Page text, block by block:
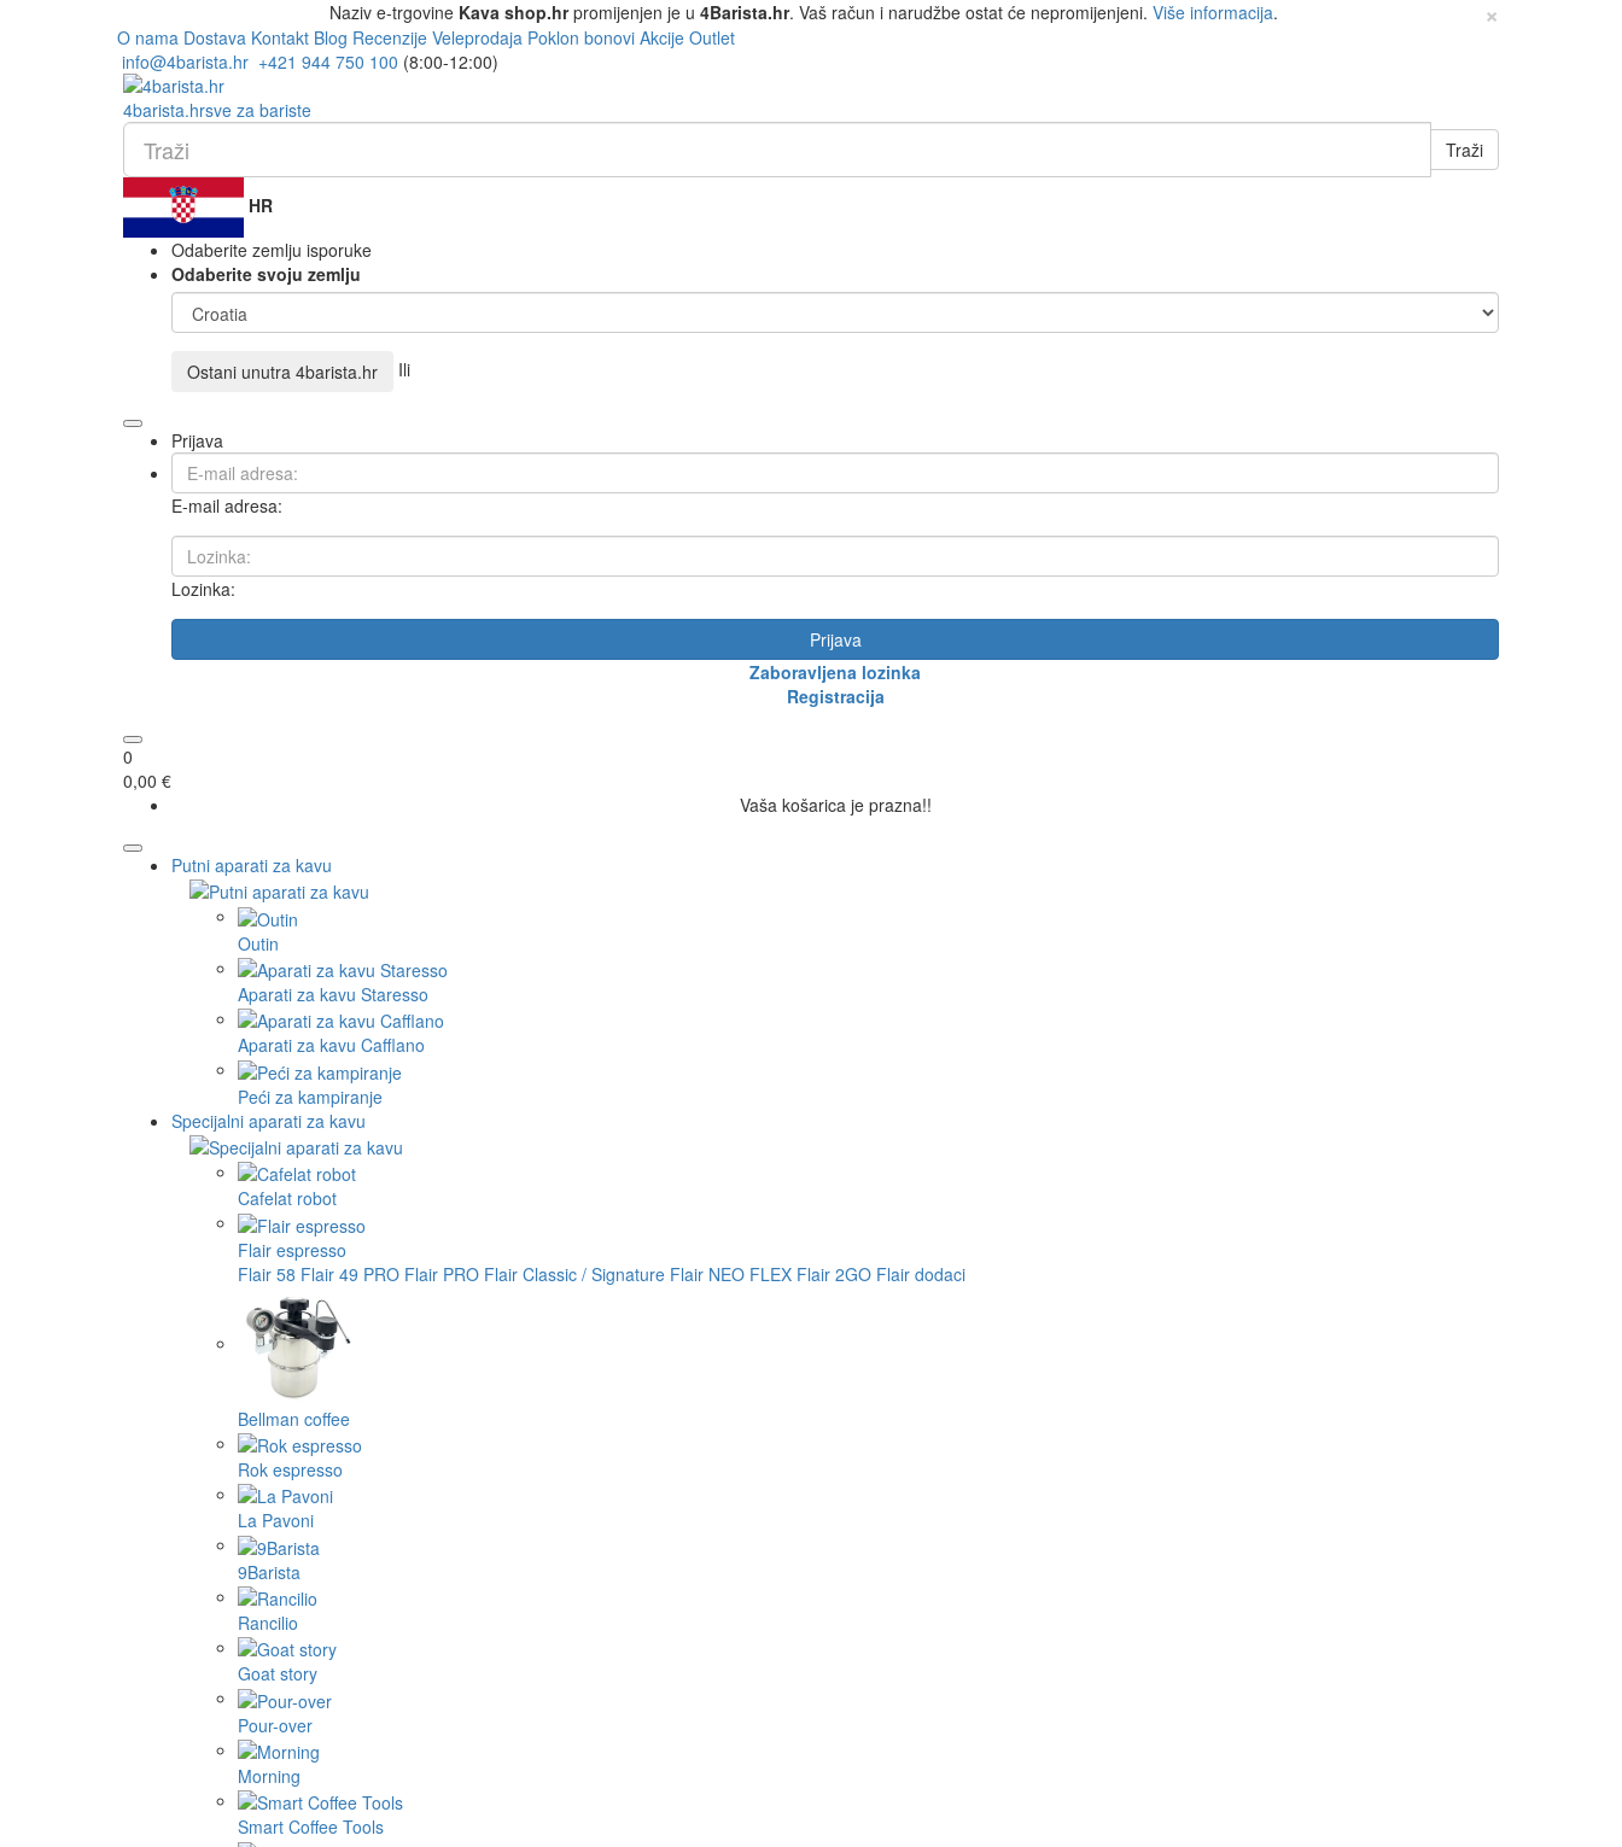
Naziv e-trgovine Kava shop.hrpromijenjen je u 4Barista.hr. Vaš račun i narudžbe ostat će nepromijenjeni. Više informacija. ×
O nama Dostava Kontakt Blog Recenzije Veleprodaja Poklon bonovi Akcije Outlet
info@4barista.hr +421 944 750 100 (8:00-12:00)
4barista.hrsve za bariste
Traži
HR
Odaberite zemlju isporuke
Odaberite svoju zemlju
Ostani unutra 4barista.hr Ili
Prijava
E-mail adresa:
Lozinka:
Prijava
Zaboravljena lozinka
Registracija
0
0,00 €
Vaša košarica je prazna!!
Putni aparati za kavu
Outin
Aparati za kavu Staresso
Aparati za kavu Cafflano
Peći za kampiranje
Specijalni aparati za kavu
Cafelat robot
Flair espresso
Flair 58 Flair 49 PRO Flair PRO Flair Classic / Signature Flair NEO FLEX Flair 2GO Flair dodaci
Bellman coffee
Rok espresso
La Pavoni
9Barista
Rancilio
Goat story
Pour-over
Morning
Smart Coffee Tools